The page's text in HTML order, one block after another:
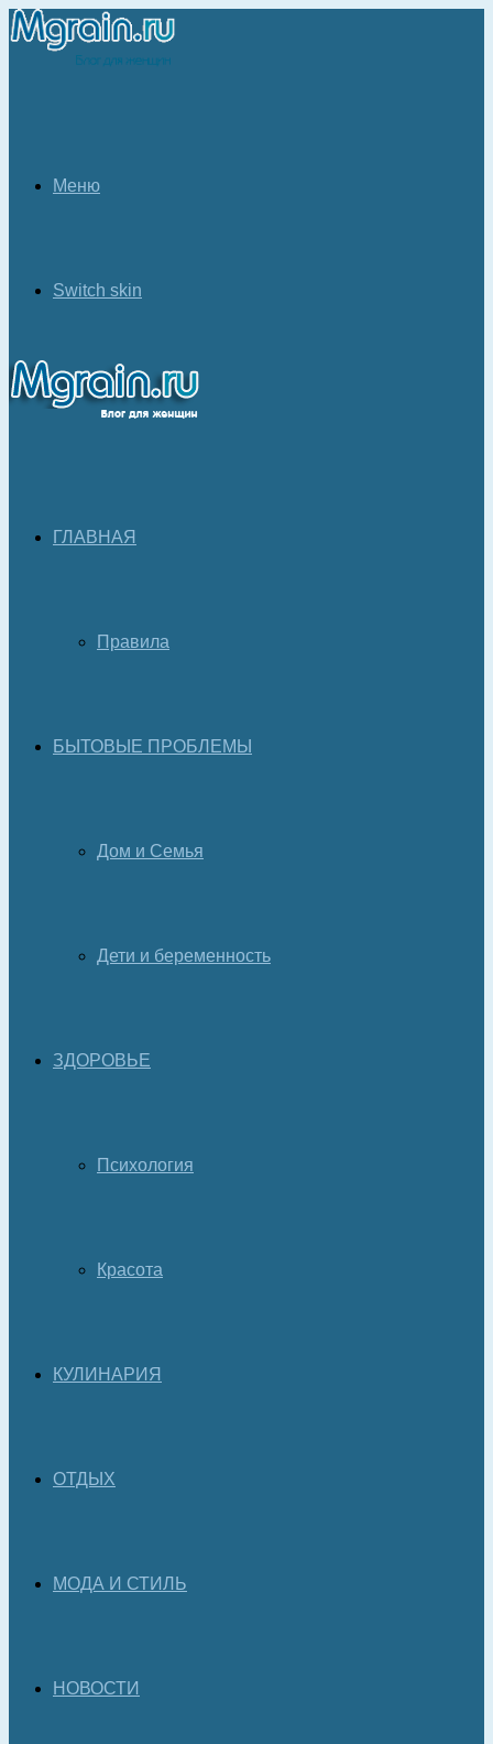
Меню
Switch skin
ГЛАВНАЯ
Правила
БЫТОВЫЕ ПРОБЛЕМЫ
Дом и Семья
Дети и беременность
ЗДОРОВЬЕ
Психология
Красота
КУЛИНАРИЯ
ОТДЫХ
МОДА И СТИЛЬ
НОВОСТИ